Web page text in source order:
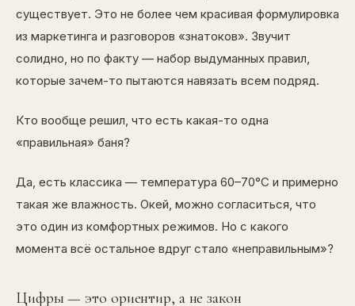
существует. Это не более чем красивая формулировка
из маркетинга и разговоров «знатоков». Звучит
солидно, но по факту — набор выдуманных правил,
которые зачем-то пытаются навязать всем подряд.
Кто вообще решил, что есть какая-то одна
«правильная» баня?
Да, есть классика — температура 60–70°C и примерно
такая же влажность. Окей, можно согласиться, что
это один из комфортных режимов. Но с какого
момента всё остальное вдруг стало «неправильным»?
Цифры — это ориентир, а не закон